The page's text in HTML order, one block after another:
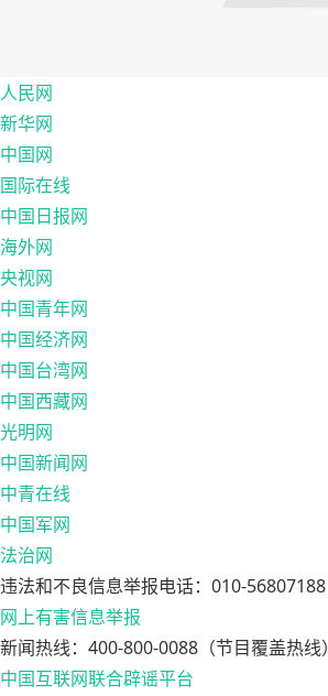
人民网
新华网
中国网
国际在线
中国日报网
海外网
央视网
中国青年网
中国经济网
中国台湾网
中国西藏网
光明网
中国新闻网
中青在线
中国军网
法治网
违法和不良信息举报电话：010-56807188
网上有害信息举报
新闻热线：400-800-0088（节目覆盖热线）
中国互联网联合辟谣平台